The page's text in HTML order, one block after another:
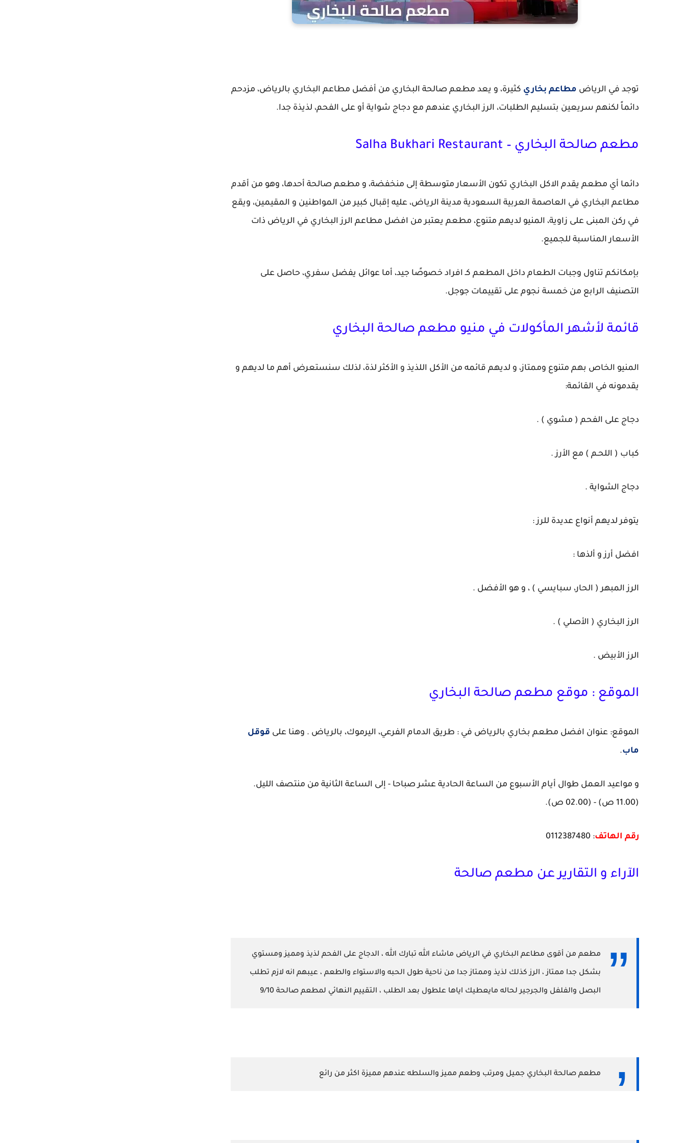
توجد في الرياض مطاعم بخاري كثيرة، و يعد مطعم صالحة البخاري من أفضل مطاعم البخاري بالرياض، مزدحم
دائماً لكنهم سريعين بتسليم الطلبات، الرز البخاري عندهم مع دجاج شواية أو على الفحم، لذيذة جدا.
مطعم صالحة البخاري – Salha Bukhari Restaurant
دائما أي مطعم يقدم الاكل البخاري تكون الأسعار متوسطة إلى منخفضة، و مطعم صالحة أحدها، وهو من أقدم
مطاعم البخاري في العاصمة العربية السعودية مدينة الرياض، عليه إقبال كبير من المواطنين و المقيمين، ويقع
في ركن المبنى على زاوية، المنيو لديهم متنوع، مطعم يعتبر من افضل مطاعم الرز البخاري في الرياض ذات
الأسعار المناسبة للجميع.
بإمكانكم تناول وجبات الطعام داخل المطعم كـ افراد خصوصًا جيد، أما عوائل يفضل سفري، حاصل على
التصنيف الرابع من خمسة نجوم على تقييمات جوجل.
قائمة لأشهر المأكولات في منيو مطعم صالحة البخاري
المنيو الخاص بهم متنوع وممتاز، و لديهم قائمه من الأكل اللذيذ و الأكثر لذة، لذلك سنستعرض أهم ما لديهم و
يقدمونه في القائمة:
دجاج على الفحم ( مشوي ) .
كباب ( اللحـم ) مع الأرز .
دجاج الشواية .
يتوفر لديهم أنواع عديدة للرز :
افضل أرز و ألذها :
الرز المبهر ( الحار، سبايسي ) ، و هو الأفضل .
الرز البخاري ( الأصلي ) .
الرز الأبيض .
الموقع : موقع مطعم صالحة البخاري
الموقع: عنوان افضل مطعم بخاري بالرياض في : طريق الدمام الفرعي، اليرموك، بالرياض . وهنا على قوقل
ماب.
و مواعيد العمل طوال أيام الأسبوع من الساعة الحادية عشر صباحا - إلى الساعة الثانية من منتصف الليل.
(11.00 ص) - (02.00 ص).
رقم الهاتف: 0112387480
الآراء و التقارير عن مطعم صالحة
مطعم من أقوى مطاعم البخاري في الرياض ماشاء الله تبارك الله ، الدجاج على الفحم لذيذ ومميز ومستوي
بشكل جدا ممتاز ، الرز كذلك لذيذ وممتاز جدا من ناحية طول الحبه والاستواء والطعم ، عيبهم انه لازم تطلب
البصل والفلفل والجرجير لحاله مايعطيك اياها علطول بعد الطلب ، التقييم النهائي لمطعم صالحة 9/10
‏مطعم صالحة البخاري جميل ومرتب وطعم مميز والسلطه عندهم مميزة اكثر من رائع